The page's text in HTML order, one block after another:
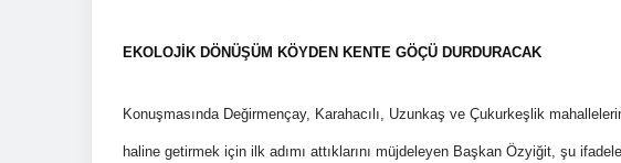
EKOLOJİK DÖNÜŞÜM KÖYDEN KENTE GÖÇÜ DURDURACAK
Konuşmasında Değirmençay, Karahacılı, Uzunkaş ve Çukurkeşlik
haline getirmek için ilk adımı attıklarını müjdeleyen Başkan Özyiğit, şu